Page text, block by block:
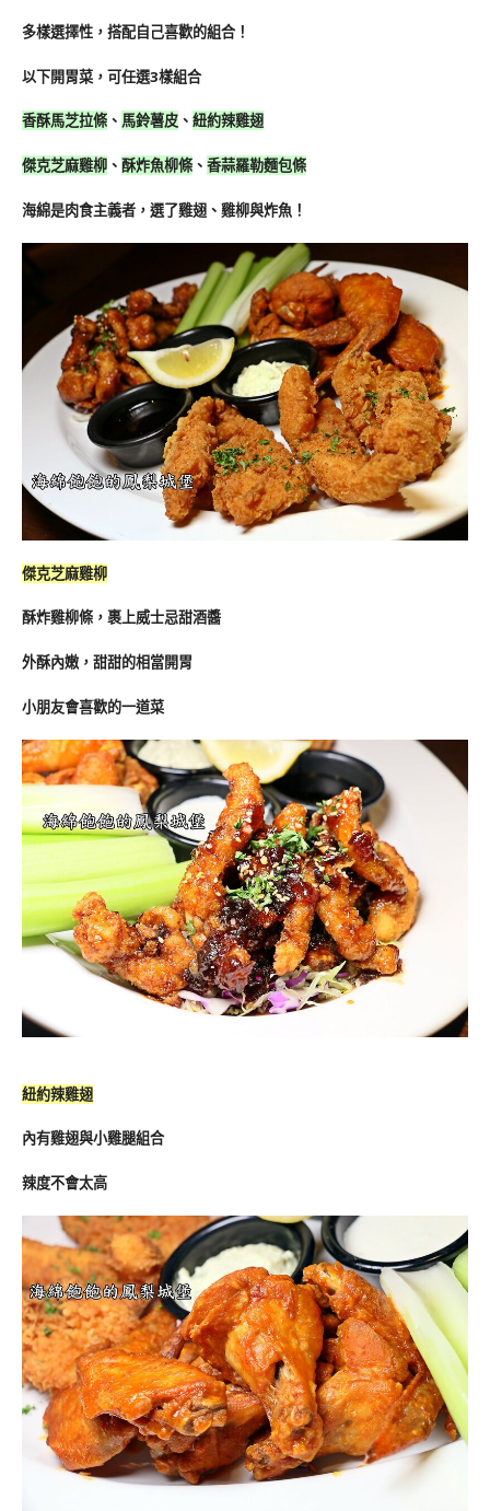
多樣選擇性，搭配自己喜歡的組合！
以下開胃菜，可任選3樣組合
香酥馬芝拉條 、 馬鈴薯皮 、 紐約辣雞翅
傑克芝麻雞柳 、 酥炸魚柳條 、 香蒜羅勒麵包條
海綿是肉食主義者，選了雞翅、雞柳與炸魚！
傑克芝麻雞柳
酥炸雞柳條，裹上威士忌甜酒醬
外酥內嫩，甜甜的相當開胃
小朋友會喜歡的一道菜
紐約辣雞翅
內有雞翅與小雞腿組合
辣度不會太高